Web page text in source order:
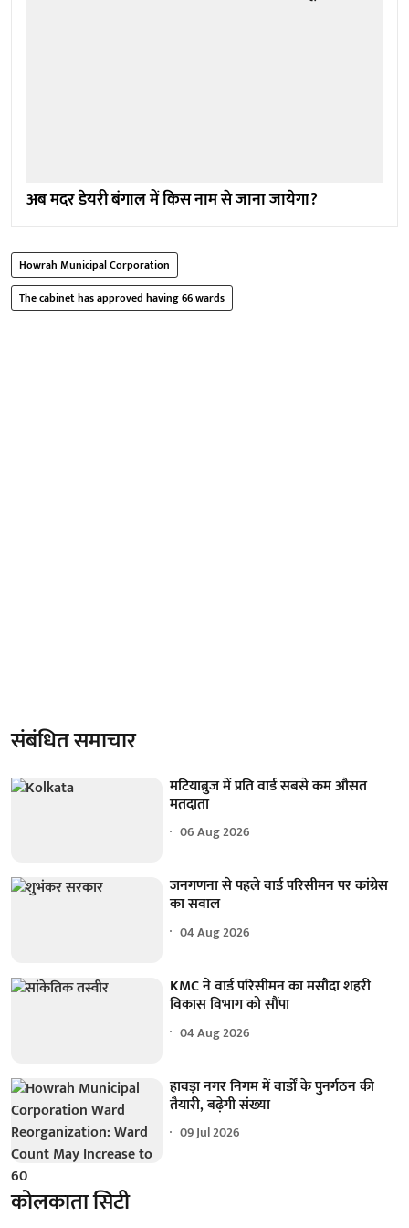
अब मदर डेयरी बंगाल में किस नाम से जाना जायेगा?
Howrah Municipal Corporation
The cabinet has approved having 66 wards
संबंधित समाचार
मटियाब्रुज में प्रति वार्ड सबसे कम औसत
मतदाता
06 Aug 2026
जनगणना से पहले वार्ड परिसीमन पर कांग्रेस
का सवाल
04 Aug 2026
KMC ने वार्ड परिसीमन का मसौदा शहरी
विकास विभाग को सौंपा
04 Aug 2026
हावड़ा नगर निगम में वार्डों के पुनर्गठन की
तैयारी, बढ़ेगी संख्या
09 Jul 2026
कोलकाता सिटी